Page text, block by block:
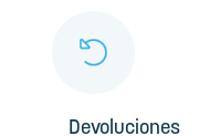
Devoluciones